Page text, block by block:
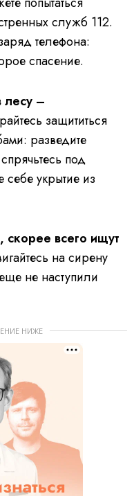
служб 112.
телефона:
спасение.
лесу –
защититься
разведите
под
себе укрытие из
всего ищут
на сирену
не наступили
НИЖЕ